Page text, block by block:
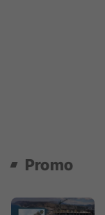
Promo